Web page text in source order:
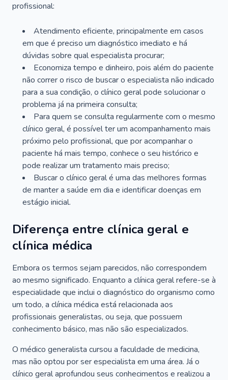
profissional:
Atendimento eficiente, principalmente em casos
em que é preciso um diagnóstico imediato e há
dúvidas sobre qual especialista procurar;
Economiza tempo e dinheiro, pois além do paciente
não correr o risco de buscar o especialista não indicado
para a sua condição, o clínico geral pode solucionar o
problema já na primeira consulta;
Para quem se consulta regularmente com o mesmo
clínico geral, é possível ter um acompanhamento mais
próximo pelo profissional, que por acompanhar o
paciente há mais tempo, conhece o seu histórico e
pode realizar um tratamento mais preciso;
Buscar o clínico geral é uma das melhores formas
de manter a saúde em dia e identificar doenças em
estágio inicial.
Diferença entre clínica geral e
clínica médica
Embora os termos sejam parecidos, não correspondem
ao mesmo significado. Enquanto a clínica geral refere-se à
especialidade que inclui o diagnóstico do organismo como
um todo, a clínica médica está relacionada aos
profissionais generalistas, ou seja, que possuem
conhecimento básico, mas não são especializados.
O médico generalista cursou a faculdade de medicina,
mas não optou por ser especialista em uma área. Já o
clínico geral aprofundou seus conhecimentos e realizou a